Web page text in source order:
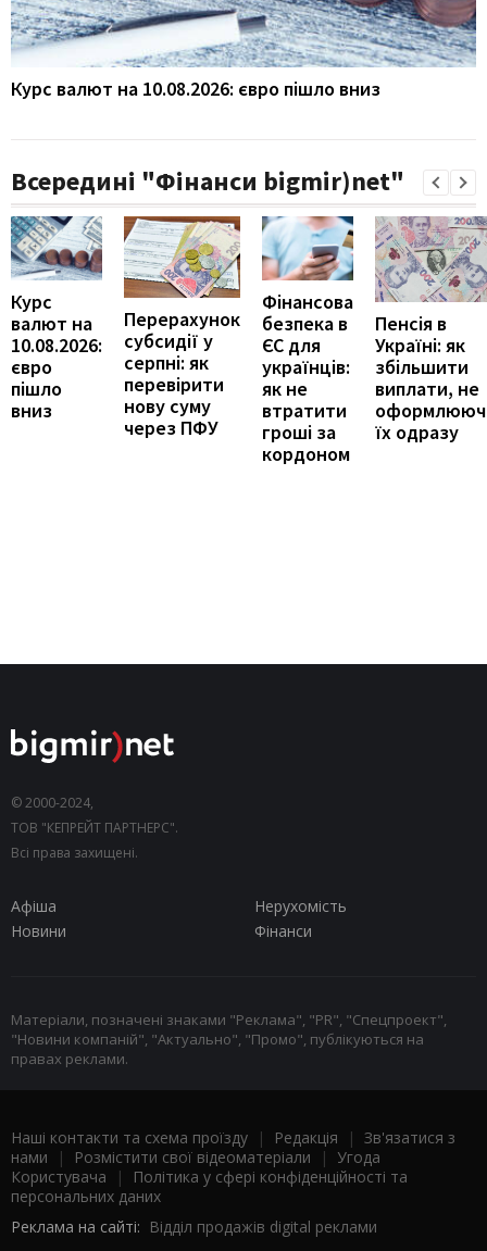
Курс валют на 10.08.2026: євро пішло вниз
Всередині "Фінанси bigmir)net"
Курс
валют на
10.08.2026:
євро
пішло
вниз
Перерахунок
субсидії у
серпні: як
перевірити
нову суму
через ПФУ
Фінансова
безпека в
ЄС для
українців:
як не
втратити
гроші за
кордоном
Пенсія в
Україні: як
збільшити
виплати, не
їх одразу
© 2000-2024,
ТОВ "КЕПРЕЙТ ПАРТНЕРС".
Всі права захищені.
Афіша
Нерухомість
Новини
Фінанси
Матеріали, позначені знаками "Реклама", "PR", "Спецпроект",
"Новини компаній", "Актуально", "Промо", публікуються на
правах реклами.
Наші контакти та схема проїзду | Редакція | Зв'язатися з
нами | Розмістити свої відеоматеріали | Угода
Користувача |
Політика у сфері конфіденційності та
персональних даних
Реклама на сайті: Відділ продажів digital реклами